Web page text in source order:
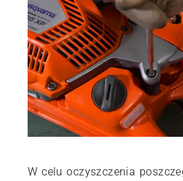
W celu oczyszczenia